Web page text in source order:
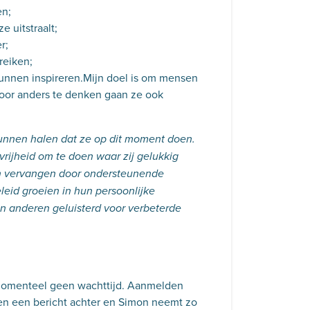
uitstraalt;
inspireren.Mijn doel is om mensen
anders te denken gaan ze ook
halen dat ze op dit moment doen.
om te doen waar zij gelukkig
door ondersteunende
groeien in hun persoonlijke
anderen geluisterd voor verbeterde
geen wachttijd. Aanmelden
een bericht achter en Simon neemt zo